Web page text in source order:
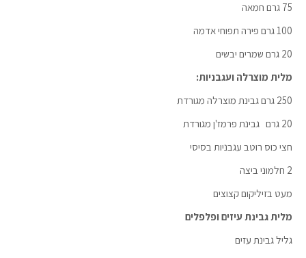
75 גרם חמאה
100 גרם פירה תפוחי אדמה
20 גרם שמרים יבשים
מלית מוצרלה ועגבניות:
250 גרם גבינת מוצרלה מגורדת
20 גרם גבינת פרמז'ן מגורדת
חצי כוס רוטב עגבניות בסיסי
2 חלמוני ביצה
מעט בזיליקום קצוצים
מלית גבינת עיזים ופלפלים
גליל גבינת עזים